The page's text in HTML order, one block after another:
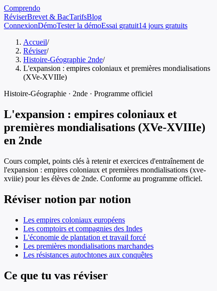
Comprendo
RéviserBrevet & BacTarifsBlog
ConnexionDémoTester la démoEssai gratuit14 jours gratuits
Accueil/
Réviser/
Histoire-Géographie 2nde/
L'expansion : empires coloniaux et premières mondialisations
(XVe-XVIIIe)
Histoire-Géographie · 2nde · Programme officiel
L'expansion : empires coloniaux et
premières mondialisations (XVe-XVIIIe)
en 2nde
Cours complet, points clés à retenir et exercices d'entraînement de
l'expansion : empires coloniaux et premières mondialisations (xve-
xviiie) pour les élèves de 2nde. Conforme au programme officiel.
Réviser notion par notion
Les empires coloniaux européens
Les comptoirs et compagnies des Indes
L'économie de plantation et travail forcé
Les premières mondialisations marchandes
Les résistances autochtones aux conquêtes
Ce que tu vas réviser